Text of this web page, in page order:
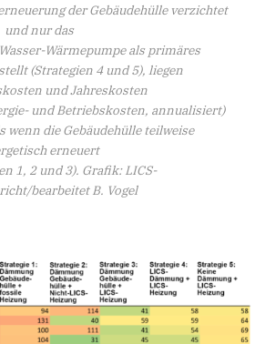
der Gebäudehülle verzichtet
und nur das
Wärmepumpe als primäres
(Strategien 4 und 5), liegen
und Jahreskosten
und Betriebskosten, annualisiert)
wenn die Gebäudehülle teilweise
erneuert
1, 2 und 3). Grafik: LICS-
bearbeitet B. Vogel